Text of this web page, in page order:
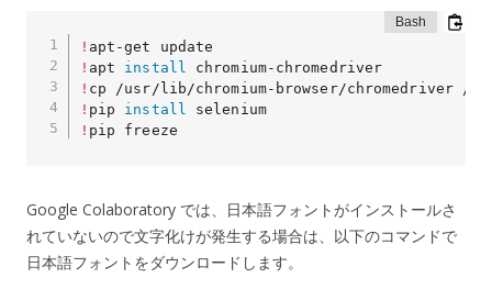
!
! apt install
!
! pip install
selenium
! pip freeze
Google Colaboratory では、日本語フォントがインストールさ
れていないので文字化けが発生する場合は、以下のコマンドで
日本語フォントをダウンロードします。